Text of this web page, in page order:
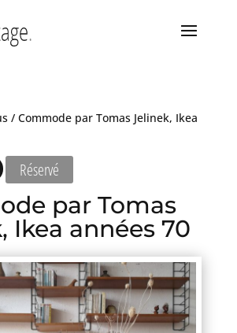
/ Commode par Tomas Jelinek, Ikea
Réservé
par Tomas
Ikea années 70